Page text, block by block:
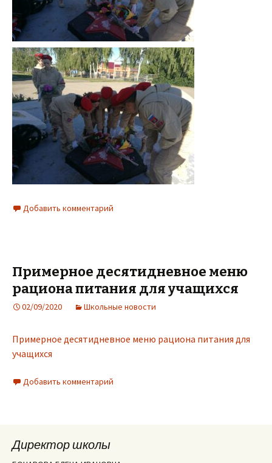
Добавить комментарий
Примерное десятидневное меню
рациона питания для учащихся
02/09/2020 Школьные новости
Примерное десятидневное меню рациона питания для
учащихся
Добавить комментарий
Директор школы